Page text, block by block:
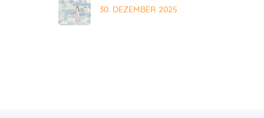
30. DEZEMBER 2025